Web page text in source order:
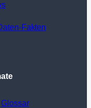
Fakten
Glossar